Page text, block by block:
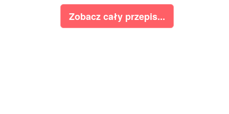
Zobacz cały przepis...